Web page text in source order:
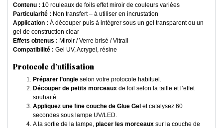
Contenu : 10 rouleaux de foils effet miroir de couleurs variées
Particularité : Non transfert – à utiliser en incrustation
Application : À découper puis à intégrer sous un gel transparent ou un
gel de construction clear
Effets obtenus : Miroir / Verre brisé / Vitrail
Compatibilité : Gel UV, Acrygel, résine
Protocole d’utilisation
Préparer l’ongle selon votre protocole habituel.
Découper de petits morceaux de foil selon la taille et l’effet
souhaité.
Appliquez une fine couche de Glue Gel et catalysez 60
secondes sous lampe UV/LED.
A la sortie de la lampe, placer les morceaux sur la couche de